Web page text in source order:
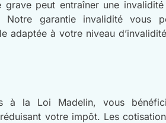
peut entraîner une invalidité
Notre garantie invalidité vous
adaptée à votre niveau
à la Loi Madelin, vous
votre impôt. Les